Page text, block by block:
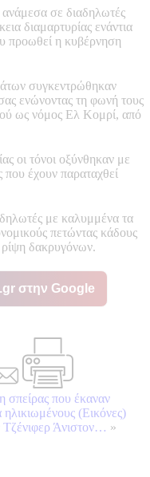
σε διαδηλωτές
διαμαρτυρίας ενάντια
προωθεί η κυβέρνηση
συγκεντρώθηκαν
ενώνοντας τη φωνή τους
ως νόμος Ελ Κομρί, από
οι τόνοι οξύνθηκαν με
που έχουν παραταχθεί
με καλυμμένα τα
πετώντας κάδους
ρίψη δακρυγόνων.
στην Google
σπείρας που έκαναν
(Εικόνες)
Τζένιφερ Άνιστον… »